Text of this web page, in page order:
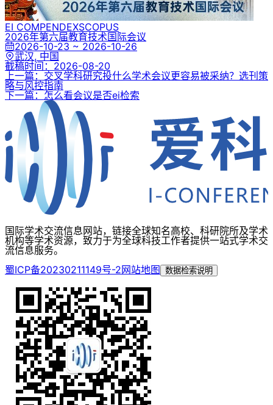
EI COMPENDEXSCOPUS
2026年第六届教育技术国际会议
2026-10-23 ~ 2026-10-26
武汉, 中国
截稿时间： 2026-08-20
上一篇：交叉学科研究投什么学术会议更容易被采纳？选刊策
略与风控指南
下一篇：怎么看会议是否ei检索
国际学术交流信息网站，链接全球知名高校、科研院所及学术
机构等学术资源，致力于为全球科技工作者提供一站式学术交
流信息服务。
蜀ICP备20230211149号-2网站地图 数据检索说明